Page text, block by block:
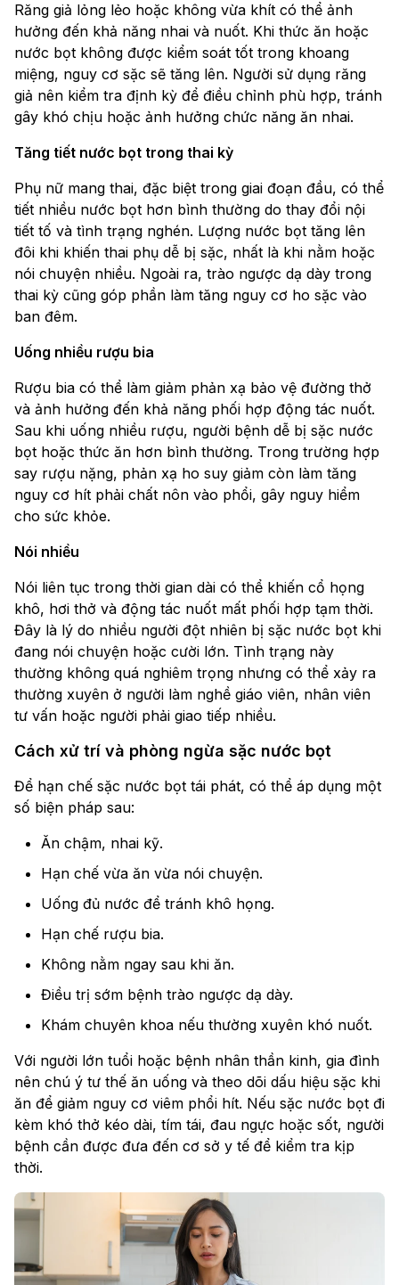
Răng giả lỏng lẻo hoặc không vừa khít có thể ảnh
hưởng đến khả năng nhai và nuốt. Khi thức ăn hoặc
nước bọt không được kiểm soát tốt trong khoang
miệng, nguy cơ sặc sẽ tăng lên. Người sử dụng răng
giả nên kiểm tra định kỳ để điều chỉnh phù hợp, tránh
gây khó chịu hoặc ảnh hưởng chức năng ăn nhai.
Tăng tiết nước bọt trong thai kỳ
Phụ nữ mang thai, đặc biệt trong giai đoạn đầu, có thể
tiết nhiều nước bọt hơn bình thường do thay đổi nội
tiết tố và tình trạng nghén. Lượng nước bọt tăng lên
đôi khi khiến thai phụ dễ bị sặc, nhất là khi nằm hoặc
nói chuyện nhiều. Ngoài ra, trào ngược dạ dày trong
thai kỳ cũng góp phần làm tăng nguy cơ ho sặc vào
ban đêm.
Uống nhiều rượu bia
Rượu bia có thể làm giảm phản xạ bảo vệ đường thở
và ảnh hưởng đến khả năng phối hợp động tác nuốt.
Sau khi uống nhiều rượu, người bệnh dễ bị sặc nước
bọt hoặc thức ăn hơn bình thường. Trong trường hợp
say rượu nặng, phản xạ ho suy giảm còn làm tăng
nguy cơ hít phải chất nôn vào phổi, gây nguy hiểm
cho sức khỏe.
Nói nhiều
Nói liên tục trong thời gian dài có thể khiến cổ họng
khô, hơi thở và động tác nuốt mất phối hợp tạm thời.
Đây là lý do nhiều người đột nhiên bị sặc nước bọt khi
đang nói chuyện hoặc cười lớn. Tình trạng này
thường không quá nghiêm trọng nhưng có thể xảy ra
thường xuyên ở người làm nghề giáo viên, nhân viên
tư vấn hoặc người phải giao tiếp nhiều.
Cách xử trí và phòng ngừa sặc nước bọt
Để hạn chế sặc nước bọt tái phát, có thể áp dụng một
số biện pháp sau:
Ăn chậm, nhai kỹ.
Hạn chế vừa ăn vừa nói chuyện.
Uống đủ nước để tránh khô họng.
Hạn chế rượu bia.
Không nằm ngay sau khi ăn.
Điều trị sớm bệnh trào ngược dạ dày.
Khám chuyên khoa nếu thường xuyên khó nuốt.
Với người lớn tuổi hoặc bệnh nhân thần kinh, gia đình
nên chú ý tư thế ăn uống và theo dõi dấu hiệu sặc khi
ăn để giảm nguy cơ viêm phổi hít. Nếu sặc nước bọt đi
kèm khó thở kéo dài, tím tái, đau ngực hoặc sốt, người
bệnh cần được đưa đến cơ sở y tế để kiểm tra kịp
thời.